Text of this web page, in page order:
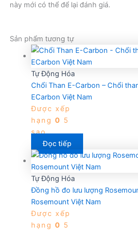
này mới có thể để lại đánh giá.
Sản phẩm tương tự
Tự Động Hóa
Chổi Than E-Carbon – Chổi
ECarbon Việt Nam
Được xếp
hạng 0 5
sao
Đọc tiếp
Tự Động Hóa
Đồng hồ đo lưu lượng
Rosemount Việt Nam
Được xếp
hạng 0 5